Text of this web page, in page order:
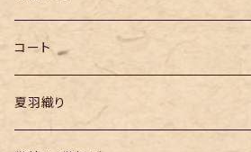
半幅帯
コート
夏羽織り